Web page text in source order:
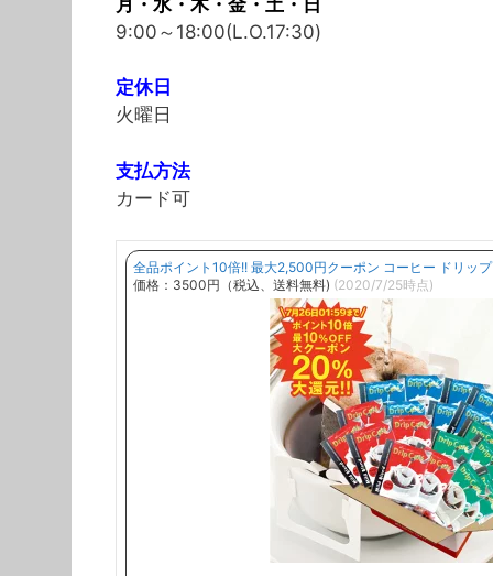
9:00～18:00(L.O.17:30)
定休日
火曜日
支払方法
カード可
全品ポイント10倍!! 最大2,500円クーポン コーヒー ドリッ
価格：3500円（税込、送料無料) (2020/7/25時点)